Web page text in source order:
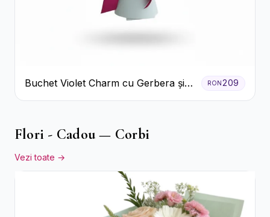
Buchet Violet Charm cu Gerbera și
Lisianthus Alb
RON209
Flori - Cadou — Corbi
Vezi toate →